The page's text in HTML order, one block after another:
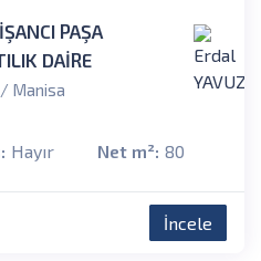
PAŞA
DAİRE
Manisa
Hayır Net m²: 80
İncele